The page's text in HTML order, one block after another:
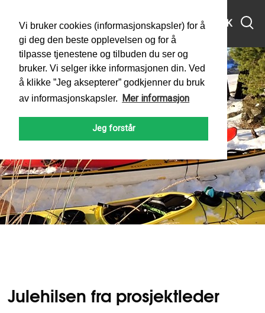
Vi bruker cookies (informasjonskapsler) for å
gi deg den beste opplevelsen og for å
tilpasse tjenestene og tilbuden du ser og
bruker. Vi selger ikke informasjonen din. Ved
å klikke ”Jeg aksepterer” godkjenner du bruk
av informasjonskapsler.
Mer informasjon
Jeg forstår
MENY SØK
Julehilsen fra prosjektleder